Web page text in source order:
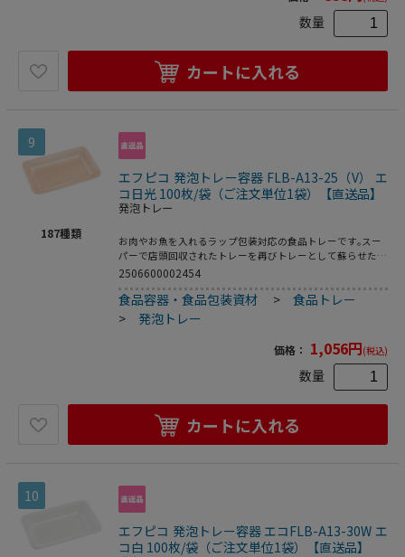
数量
カートに入れる
9
187種類
エフピコ 発泡トレー容器 FLB-A13-25（V） エ
コ日光 100枚/袋（ご注文単位1袋）【直送品】
発泡トレー
お肉やお魚を入れるラップ包装対応の食品トレーです｡スー
パーで店頭回収されたトレーを再びトレーとして蘇らせたリ
サイクルトレーです｡●電子レンジ使用不可●オーブン使用
不可●耐熱温度:80℃●入数:100枚
2506600002454
食品容器・食品包装資材 >食品トレー
> 発泡トレー
価格： 1,056円(税込)
数量
カートに入れる
10
エフピコ 発泡トレー容器 エコFLB-A13-30W エ
コ白 100枚/袋（ご注文単位1袋）【直送品】